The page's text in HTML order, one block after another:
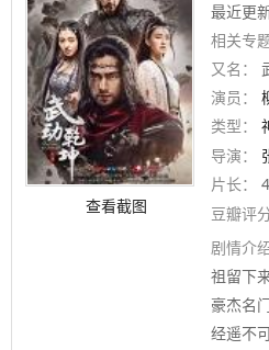
查看截图
最近更
相关专
又名：
演员：
类型：
导演：
片长：
豆瓣评分
剧情介绍
祖留下
豪杰名
经遥不